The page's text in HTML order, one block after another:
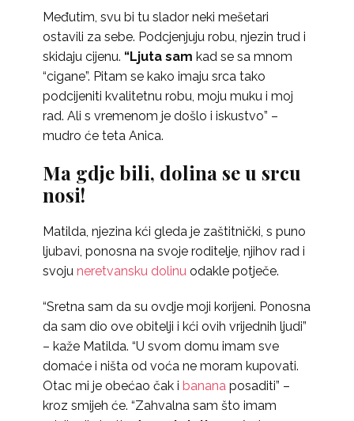
Međutim, svu bi tu slador neki mešetari
ostavili za sebe. Podcjenjuju robu, njezin trud i
skidaju cijenu. “Ljuta sam kad se sa mnom
“cigane”. Pitam se kako imaju srca tako
podcijeniti kvalitetnu robu, moju muku i moj
rad. Ali s vremenom je došlo i iskustvo” –
mudro će teta Anica.
Ma gdje bili, dolina se u srcu
nosi!
Matilda, njezina kći gleda je zaštitnički, s puno
ljubavi, ponosna na svoje roditelje, njihov rad i
svoju neretvansku dolinu odakle potječe.
“Sretna sam da su ovdje moji korijeni. Ponosna
da sam dio ove obitelji i kći ovih vrijednih ljudi”
– kaže Matilda. “U svom domu imam sve
domaće i ništa od voća ne moram kupovati.
Otac mi je obećao čak i banana posaditi” –
kroz smijeh će. “Zahvalna sam što imam